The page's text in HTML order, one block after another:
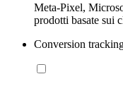
Meta-Pixel,
prodotti basate sui
Conversion